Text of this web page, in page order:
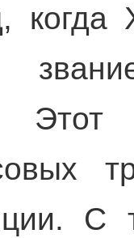
когда
Этот